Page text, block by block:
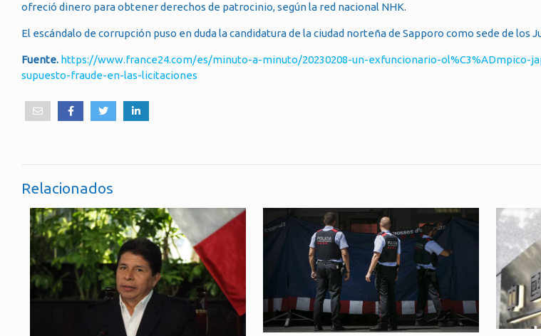
ofreció dinero para obtener derechos de patrocinio, según la red nacional NHK.
El escándalo de corrupción puso en duda la candidatura de la ciudad norteña de Sapporo como sede de los
Fuente. https://www.france24.com/es/minuto-a-minuto/20230208-un-exfuncionario-ol%C3%ADmpico-
supuesto-fraude-en-las-licitaciones
Relacionados